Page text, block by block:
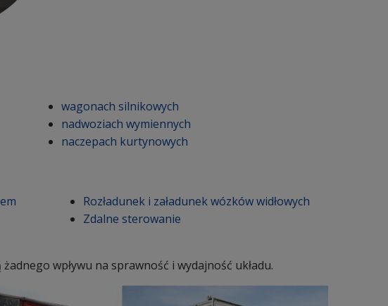
wagonach silnikowych
nadwoziach wymiennych
naczepach kurtynowych
Rozładunek i załadunek wózków widłowych
Zdalne sterowanie
wpływu na sprawność i wydajność układu.